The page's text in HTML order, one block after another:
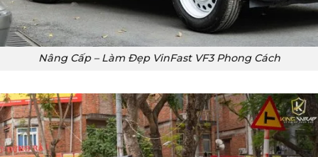
Nâng Cấp – Làm Đẹp VinFast VF3 Phong Cách